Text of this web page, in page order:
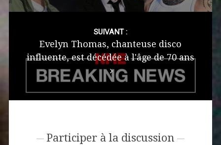
SUIVANT :
Evelyn Thomas, chanteuse disco
influente, est décédée à l'âge de 70 ans
Participer à la discussion